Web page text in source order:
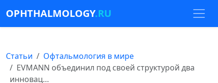
OPHTHALMOLOGY.RU
Статьи
Офтальмология в мире
EVMANN объединил под своей структурой два
инновац…